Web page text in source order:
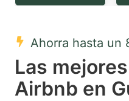
question
key
to
get
Ahorra hasta un
Las
Airbnb en